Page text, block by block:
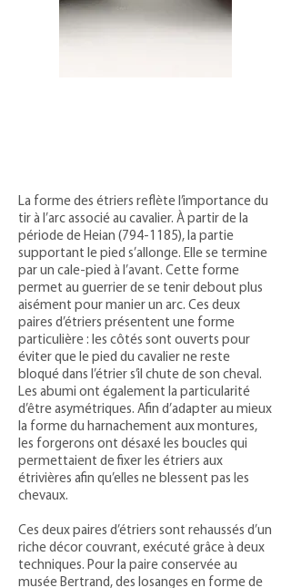
La forme des étriers reflète l’importance du
tir à l’arc associé au cavalier. À partir de la
période de Heian (794-1185), la partie
supportant le pied s’allonge. Elle se termine
par un cale-pied à l’avant. Cette forme
permet au guerrier de se tenir debout plus
aisément pour manier un arc. Ces deux
paires d’étriers présentent une forme
particulière : les côtés sont ouverts pour
éviter que le pied du cavalier ne reste
bloqué dans l’étrier s’il chute de son cheval.
Les abumi ont également la particularité
d’être asymétriques. Afin d’adapter au mieux
la forme du harnachement aux montures,
les forgerons ont désaxé les boucles qui
permettaient de fixer les étriers aux
étrivières afin qu’elles ne blessent pas les
chevaux.
Ces deux paires d’étriers sont rehaussés d’un
riche décor couvrant, exécuté grâce à deux
techniques. Pour la paire conservée au
musée Bertrand, des losanges en forme de